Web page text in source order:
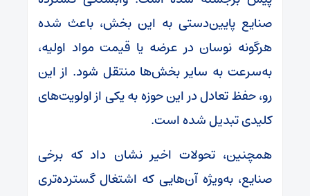
صنایع پایین‌دستی به این بخش، باعث شده
هرگونه نوسان در عرضه یا قیمت مواد اولیه،
به‌سرعت به سایر بخش‌ها منتقل شود. از این
رو، حفظ تعادل در این حوزه به یکی از اولویت‌های
کلیدی تبدیل شده است.
همچنین، تحولات اخیر نشان داد که برخی
صنایع، به‌ویژه آن‌هایی که اشتغال گسترده‌تری